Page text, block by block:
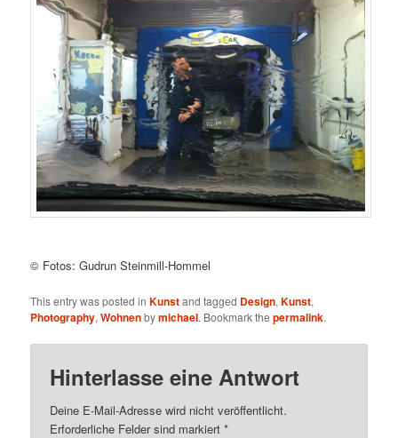
© Fotos: Gudrun Steinmill-Hommel
This entry was posted inKunstand tagged Design,Kunst,
Photography,Wohnenbymichael. Bookmark thepermalink.
Hinterlasse eine Antwort
Deine E-Mail-Adresse wird nicht veröffentlicht.
Erforderliche Felder sind markiert*